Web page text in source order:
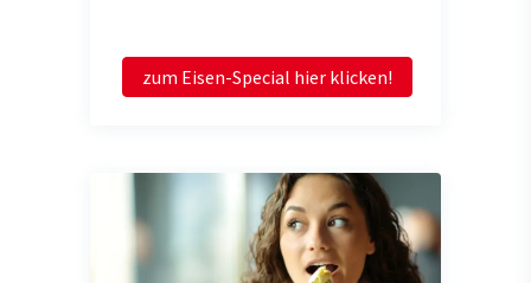
zum Eisen-Special hier klicken!